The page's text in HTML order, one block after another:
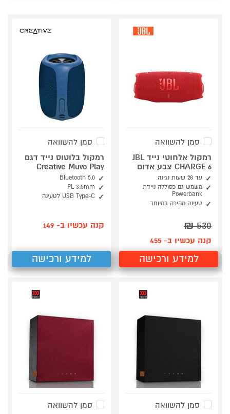
סמן להשוואה
רמקול אלחוטי נייד JBL
CHARGE 6 צבע אדום
עד 28 שעות נגינה
משמש גם כסוללה ניידת
Powerbank
טעינה מהירה במיוחד
530
₪
קנה עכשיו ב- 455
למידע ורכישה
סמן להשוואה
רמקול בלוטוס נייד דגם
Creative Muvo Play
Bluetooth 5.0
PL 3.5mm
USB Type-C לטעינה
קנה עכשיו ב- 149
למידע ורכישה
סמן להשוואה
סמן להשוואה